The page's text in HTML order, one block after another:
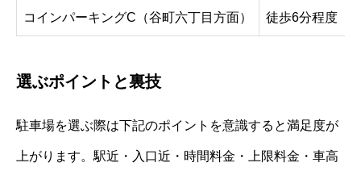
コインパーキングC（谷町六丁目方面） 徒歩6分程度
選ぶポイントと裏技
駐車場を選ぶ際は下記のポイントを意識すると満足度が
上がります。駅近・入口近・時間料金・上限料金・車高